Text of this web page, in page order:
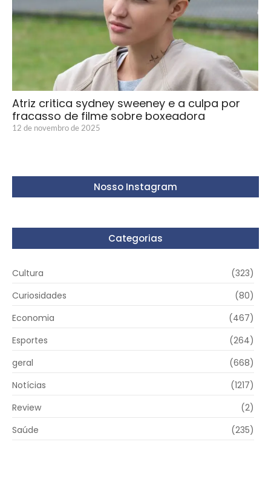
Atriz critica sydney sweeney e a culpa por
fracasso de filme sobre boxeadora
12 de novembro de 2025
Nosso Instagram
Categorias
Cultura
(323)
Curiosidades
(80)
Economia
(467)
Esportes
(264)
geral
(668)
Notícias
(1217)
Review
(2)
Saúde
(235)